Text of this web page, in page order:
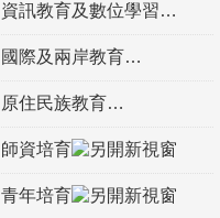
資訊教育及數位學習
國際及兩岸教育
原住民族教育
師資培育
青年培育